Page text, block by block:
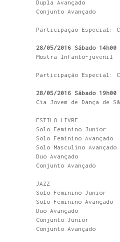
Dupla Avançado
Conjunto Avançado
Participação Especial:
28/05/2016 Sábado
Mostra Infanto-juvenil
Participação Especial:
28/05/2016 Sábado
Cia Jovem de Dança de
ESTILO LIVRE
Solo Feminino Junior
Solo Feminino Avançado
Solo Masculino Avançado
Duo Avançado
Conjunto Avançado
JAZZ
Solo Feminino Junior
Solo Feminino Avançado
Duo Avançado
Conjunto Junior
Conjunto Avançado